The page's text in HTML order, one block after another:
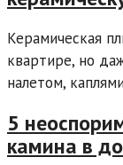
Керамическая
квартире, но
налетом,
5
камина в